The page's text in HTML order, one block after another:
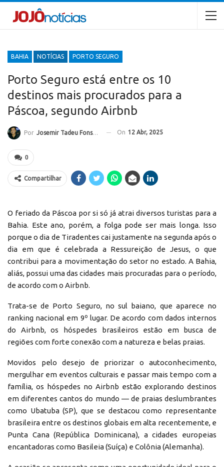
BAHIA NOTÍCIAS PORTO SEGURO
Porto Seguro está entre os 10
destinos mais procurados para a
Páscoa, segundo Airbnb
Por Josemir Tadeu Fonseca On 12 Abr, 2025
0
Compartilhar
O feriado da Páscoa por si só já atrai diversos turistas para a
Bahia. Este ano, porém, a folga pode ser mais longa. Isso
porque o dia de Tiradentes cai justamente na segunda após o
dia em que é celebrada a Ressureição de Jesus, o que
contribui para a movimentação do setor no estado. A Bahia,
aliás, possui uma das cidades mais procuradas para o período,
de acordo com o Airbnb.
Trata-se de Porto Seguro, no sul baiano, que aparece no
ranking nacional em 9º lugar. De acordo com dados internos
do Airbnb, os hóspedes brasileiros estão em busca de
regiões com forte conexão com a natureza e belas praias.
Movidos pelo desejo de priorizar o autoconhecimento,
mergulhar em eventos culturais e passar mais tempo com a
família, os hóspedes no Airbnb estão explorando destinos
em diferentes cantos do mundo — de praias deslumbrantes
como Ubatuba (SP), que se destacou como representante
brasileira entre os destinos globais em alta recentemente, e
Punta Cana (República Dominicana), a cidades europeias
encantadoras como Basileia (Suíça) e Colônia (Alemanha).